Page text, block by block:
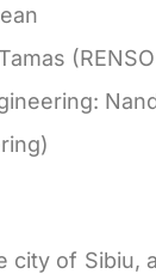
city of Sibiu,